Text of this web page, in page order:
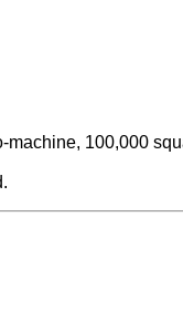
100,000